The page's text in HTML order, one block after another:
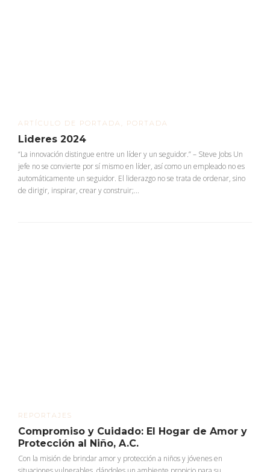
ARTÍCULO DE PORTADA PORTADA
Lideres 2024
“La innovación distingue entre un líder y un seguidor.” – Steve Jobs Un
jefe no se convierte por sí mismo en líder, así como un empleado no es
automáticamente un seguidor. El liderazgo no se trata de ordenar, sino
de dirigir, inspirar, crear y construir;...
REPORTAJES
Compromiso y Cuidado: El Hogar de Amor y
Protección al Niño, A.C.
Con la misión de brindar amor y protección a niños y jóvenes en